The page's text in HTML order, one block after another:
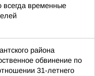
всегда временные
района
обвинение по
31-летнего